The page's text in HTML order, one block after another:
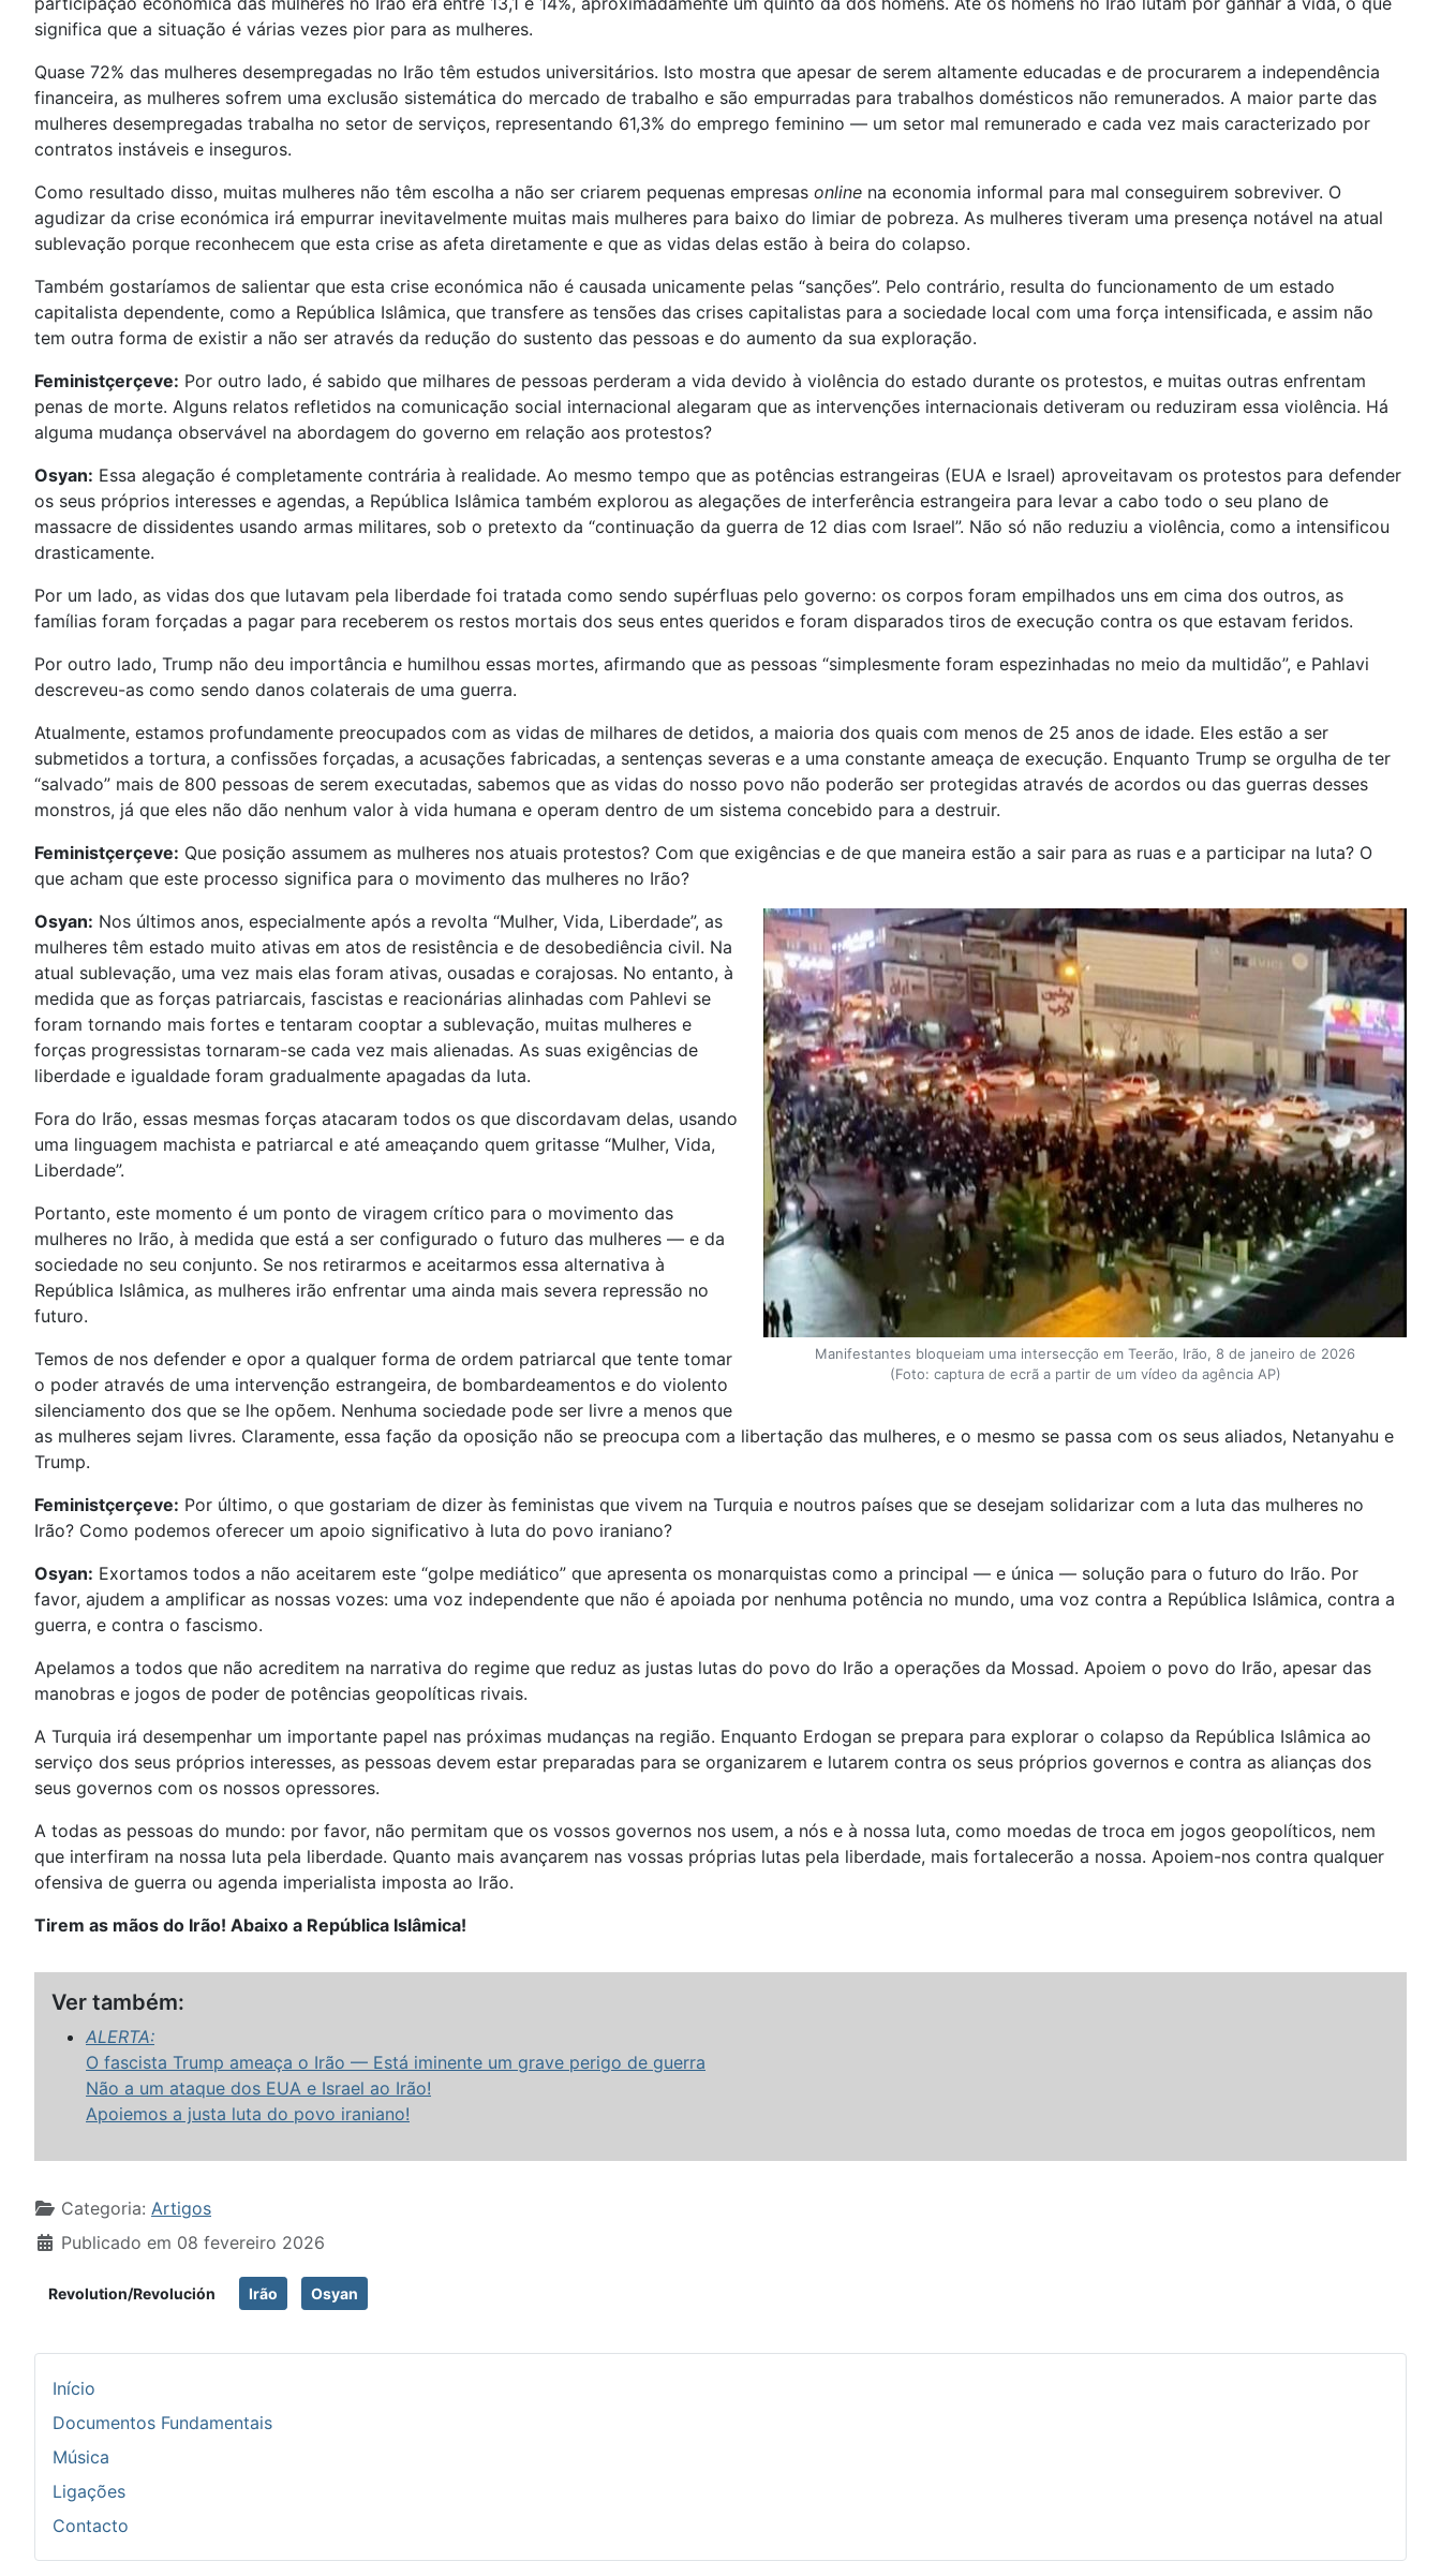
significa que a situação é várias vezes pior para as mulheres.
Quase 72% das mulheres desempregadas no Irão têm estudos universitários. Isto mostra que apesar de serem altamente educadas e de procurarem a independência
financeira, as mulheres sofrem uma exclusão sistemática do mercado de trabalho e são empurradas para trabalhos domésticos não remunerados. A maior parte das
mulheres desempregadas trabalha no setor de serviços, representando 61,3% do emprego feminino — um setor mal remunerado e cada vez mais caracterizado por
contratos instáveis e inseguros.
Como resultado disso, muitas mulheres não têm escolha a não ser criarem pequenas empresas online na economia informal para mal conseguirem sobreviver. O
agudizar da crise económica irá empurrar inevitavelmente muitas mais mulheres para baixo do limiar de pobreza. As mulheres tiveram uma presença notável na atual
sublevação porque reconhecem que esta crise as afeta diretamente e que as vidas delas estão à beira do colapso.
Também gostaríamos de salientar que esta crise económica não é causada unicamente pelas “sanções”. Pelo contrário, resulta do funcionamento de um estado
capitalista dependente, como a República Islâmica, que transfere as tensões das crises capitalistas para a sociedade local com uma força intensificada, e assim não
tem outra forma de existir a não ser através da redução do sustento das pessoas e do aumento da sua exploração.
Feministçerçeve: Por outro lado, é sabido que milhares de pessoas perderam a vida devido à violência do estado durante os protestos, e muitas outras enfrentam
penas de morte. Alguns relatos refletidos na comunicação social internacional alegaram que as intervenções internacionais detiveram ou reduziram essa violência. Há
alguma mudança observável na abordagem do governo em relação aos protestos?
Osyan: Essa alegação é completamente contrária à realidade. Ao mesmo tempo que as potências estrangeiras (EUA e Israel) aproveitavam os protestos para defender
os seus próprios interesses e agendas, a República Islâmica também explorou as alegações de interferência estrangeira para levar a cabo todo o seu plano de
massacre de dissidentes usando armas militares, sob o pretexto da “continuação da guerra de 12 dias com Israel”. Não só não reduziu a violência, como a intensificou
drasticamente.
Por um lado, as vidas dos que lutavam pela liberdade foi tratada como sendo supérfluas pelo governo: os corpos foram empilhados uns em cima dos outros, as
famílias foram forçadas a pagar para receberem os restos mortais dos seus entes queridos e foram disparados tiros de execução contra os que estavam feridos.
Por outro lado, Trump não deu importância e humilhou essas mortes, afirmando que as pessoas “simplesmente foram espezinhadas no meio da multidão”, e Pahlavi
descreveu-as como sendo danos colaterais de uma guerra.
Atualmente, estamos profundamente preocupados com as vidas de milhares de detidos, a maioria dos quais com menos de 25 anos de idade. Eles estão a ser
submetidos a tortura, a confissões forçadas, a acusações fabricadas, a sentenças severas e a uma constante ameaça de execução. Enquanto Trump se orgulha de ter
“salvado” mais de 800 pessoas de serem executadas, sabemos que as vidas do nosso povo não poderão ser protegidas através de acordos ou das guerras desses
monstros, já que eles não dão nenhum valor à vida humana e operam dentro de um sistema concebido para a destruir.
Feministçerçeve: Que posição assumem as mulheres nos atuais protestos? Com que exigências e de que maneira estão a sair para as ruas e a participar na luta? O
que acham que este processo significa para o movimento das mulheres no Irão?
Manifestantes bloqueiam uma intersecção em Teerão, Irão, 8 de janeiro de 2026
(Foto: captura de ecrã a partir de um vídeo da agência AP)
Osyan: Nos últimos anos, especialmente após a revolta “Mulher, Vida, Liberdade”, as
mulheres têm estado muito ativas em atos de resistência e de desobediência civil. Na
atual sublevação, uma vez mais elas foram ativas, ousadas e corajosas. No entanto, à
medida que as forças patriarcais, fascistas e reacionárias alinhadas com Pahlevi se
foram tornando mais fortes e tentaram cooptar a sublevação, muitas mulheres e
forças progressistas tornaram-se cada vez mais alienadas. As suas exigências de
liberdade e igualdade foram gradualmente apagadas da luta.
Fora do Irão, essas mesmas forças atacaram todos os que discordavam delas, usando
uma linguagem machista e patriarcal e até ameaçando quem gritasse “Mulher, Vida,
Liberdade”.
Portanto, este momento é um ponto de viragem crítico para o movimento das
mulheres no Irão, à medida que está a ser configurado o futuro das mulheres — e da
sociedade no seu conjunto. Se nos retirarmos e aceitarmos essa alternativa à
República Islâmica, as mulheres irão enfrentar uma ainda mais severa repressão no
futuro.
Temos de nos defender e opor a qualquer forma de ordem patriarcal que tente tomar
o poder através de uma intervenção estrangeira, de bombardeamentos e do violento
silenciamento dos que se lhe opõem. Nenhuma sociedade pode ser livre a menos que
as mulheres sejam livres. Claramente, essa fação da oposição não se preocupa com a libertação das mulheres, e o mesmo se passa com os seus aliados, Netanyahu e
Trump.
Feministçerçeve: Por último, o que gostariam de dizer às feministas que vivem na Turquia e noutros países que se desejam solidarizar com a luta das mulheres no
Irão? Como podemos oferecer um apoio significativo à luta do povo iraniano?
Osyan: Exortamos todos a não aceitarem este “golpe mediático” que apresenta os monarquistas como a principal — e única — solução para o futuro do Irão. Por
favor, ajudem a amplificar as nossas vozes: uma voz independente que não é apoiada por nenhuma potência no mundo, uma voz contra a República Islâmica, contra a
guerra, e contra o fascismo.
Apelamos a todos que não acreditem na narrativa do regime que reduz as justas lutas do povo do Irão a operações da Mossad. Apoiem o povo do Irão, apesar das
manobras e jogos de poder de potências geopolíticas rivais.
A Turquia irá desempenhar um importante papel nas próximas mudanças na região. Enquanto Erdogan se prepara para explorar o colapso da República Islâmica ao
serviço dos seus próprios interesses, as pessoas devem estar preparadas para se organizarem e lutarem contra os seus próprios governos e contra as alianças dos
seus governos com os nossos opressores.
A todas as pessoas do mundo: por favor, não permitam que os vossos governos nos usem, a nós e à nossa luta, como moedas de troca em jogos geopolíticos, nem
que interfiram na nossa luta pela liberdade. Quanto mais avançarem nas vossas próprias lutas pela liberdade, mais fortalecerão a nossa. Apoiem-nos contra qualquer
ofensiva de guerra ou agenda imperialista imposta ao Irão.
Tirem as mãos do Irão! Abaixo a República Islâmica!
Ver também:
ALERTA:
O fascista Trump ameaça o Irão — Está iminente um grave perigo de guerra
Não a um ataque dos EUA e Israel ao Irão!
Apoiemos a justa luta do povo iraniano!
Detalhes
Categoria: Artigos
Publicado em 08 fevereiro 2026
Revolution/Revolución Irão Osyan
Início
Documentos Fundamentais
Música
Ligações
Contacto